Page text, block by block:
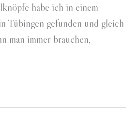
habe ich in einem
Tübingen gefunden und gleich
man immer brauchen,